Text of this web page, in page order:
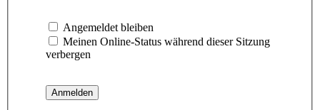
Angemeldet bleiben
Meinen Online-Status während dieser Sitzung
verbergen